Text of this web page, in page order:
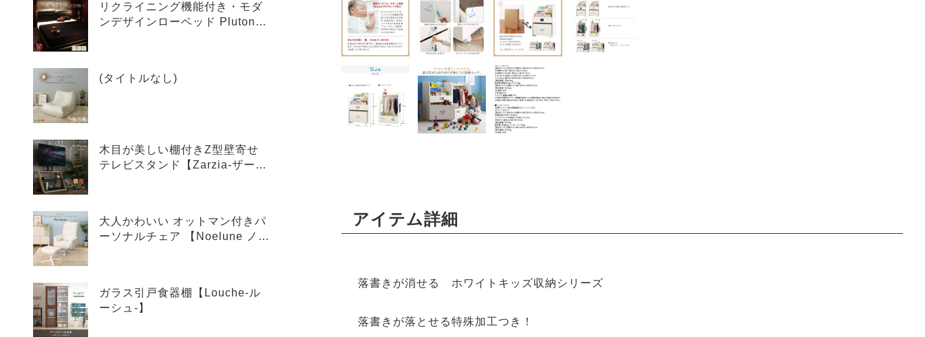
アイテム詳細
落書きが消せる ホワイトキッズ収納シリーズ
落書きが落とせる特殊加工つき！
リクライニング機能付き・モダ
ンデザインローベッド Plutone
(タイトルなし)
木目が美しい棚付きZ型壁寄せ
テレビスタンド【Zarzia-ザージ
大人かわいい オットマン付きパ
ーソナルチェア 【Noelune ノエ
ガラス引戸食器棚【Louche-ル
ーシュ-】